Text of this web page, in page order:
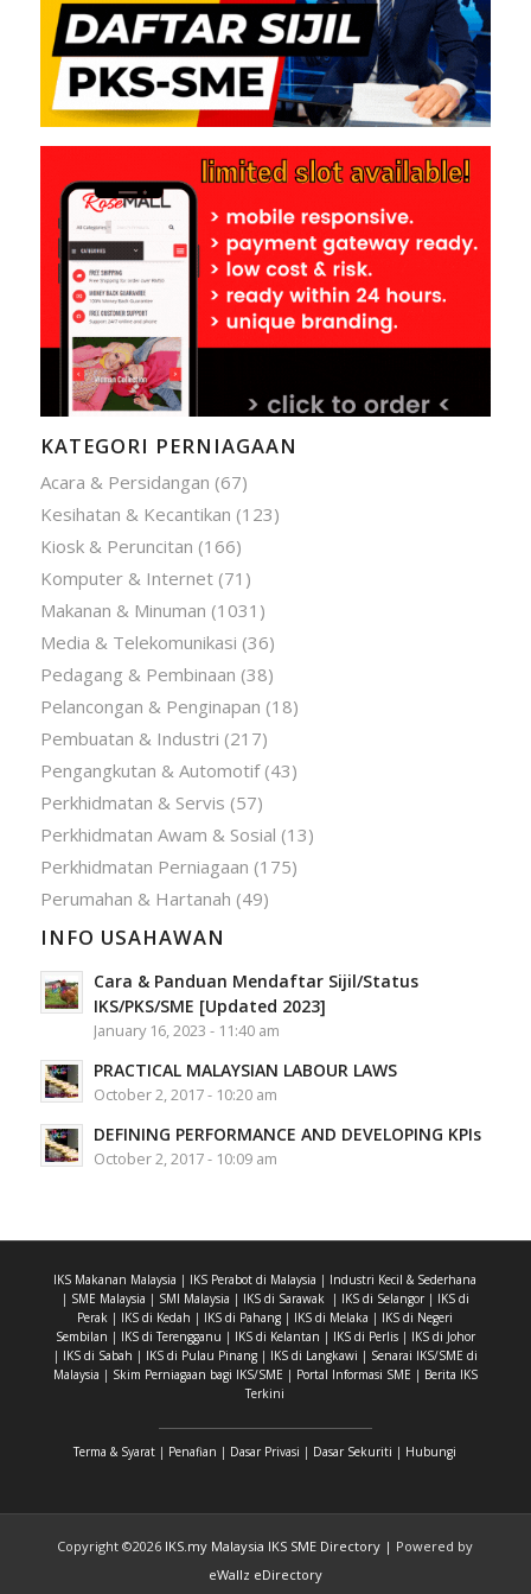
KATEGORI PERNIAGAAN
Acara & Persidangan (67)
Kesihatan & Kecantikan (123)
Kiosk & Peruncitan (166)
Komputer & Internet(71)
Makanan & Minuman (1031)
Media & Telekomunikasi (36)
Pedagang & Pembinaan (38)
Pelancongan & Penginapan (18)
Pembuatan & Industri (217)
Pengangkutan & Automotif(43)
Perkhidmatan & Servis (57)
Perkhidmatan Awam & Sosial (13)
Perkhidmatan Perniagaan (175)
Perumahan & Hartanah (49)
INFO USAHAWAN
Cara & Panduan Mendaftar Sijil/Status
IKS/PKS/SME [Updated 2023]
January 16, 2023 - 11:40 am
PRACTICAL MALAYSIAN LABOUR LAWS
October 2, 2017 - 10:20 am
DEFINING PERFORMANCE AND DEVELOPING KPIs
October 2, 2017 - 10:09 am
IKS Makanan Malaysia | IKS Perabot di Malaysia | Industri Kecil & Sederhana
| SME Malaysia | SMI Malaysia | IKS di Sarawak | IKS di Selangor| IKS di
Perak | IKS di Kedah | IKS di Pahang | IKS di Melaka | IKS di Negeri
Sembilan | IKS di Terengganu | IKS di Kelantan | IKS di Perlis| IKS di Johor
| IKS di Sabah | IKS di Pulau Pinang| IKS di Langkawi | Senarai IKS/SME di
Malaysia | Skim Perniagaan bagi IKS/SME | Portal Informasi SME | Berita IKS
Terkini
Terma & Syarat | Penafian | Dasar Privasi | Dasar Sekuriti | Hubungi
Copyright ©2026 IKS.my Malaysia IKS SME Directory | Powered by
eWallz eDirectory